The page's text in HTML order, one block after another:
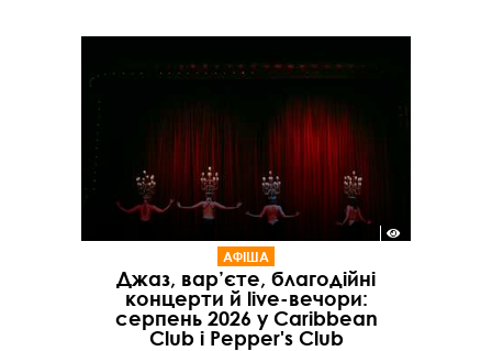
АФІША
Джаз, вар’єте, благодійні
концерти й live-вечори:
серпень 2026 у Caribbean
Club і Pepper's Club